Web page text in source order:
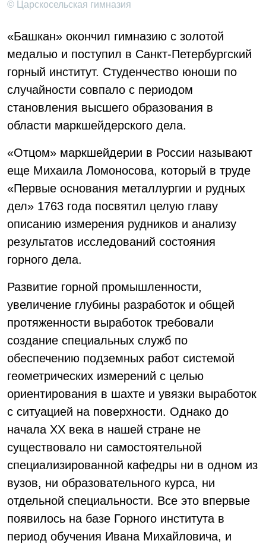
© Царскосельская гимназия
«Башкан» окончил гимназию с золотой
медалью и поступил в Санкт-Петербургский
горный институт. Студенчество юноши по
случайности совпало с периодом
становления высшего образования в
области маркшейдерского дела.
«Отцом» маркшейдерии в России называют
еще Михаила Ломоносова, который в труде
«Первые основания металлургии и рудных
дел» 1763 года посвятил целую главу
описанию измерения рудников и анализу
результатов исследований состояния
горного дела.
Развитие горной промышленности,
увеличение глубины разработок и общей
протяженности выработок требовали
создание специальных служб по
обеспечению подземных работ системой
геометрических измерений с целью
ориентирования в шахте и увязки выработок
с ситуацией на поверхности. Однако до
начала XX века в нашей стране не
существовало ни самостоятельной
специализированной кафедры ни в одном из
вузов, ни образовательного курса, ни
отдельной специальности. Все это впервые
появилось на базе Горного института в
период обучения Ивана Михайловича, и